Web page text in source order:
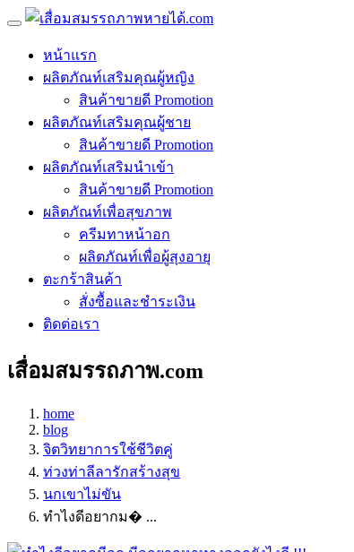
หน้าแรก
ผลิตภัณท์เสริมคุณผู้หญิง
สินค้าขายดี Promotion
ผลิตภัณท์เสริมคุณผู้ชาย
สินค้าขายดี Promotion
ผลิตภัณท์เสริมนำเข้า
สินค้าขายดี Promotion
ผลิตภัณท์เพื่อสุขภาพ
ครีมทาหน้าอก
ผลิตภัณท์เพื่อผู้สุงอายุ
ตะกร้าสินค้า
สั่งซื้อและชำระเงิน
ติดต่อเรา
เสื่อมสมรรถภาพ.com
home
blog
จิตวิทยาการใช้ชีวิตคู่
ท่วงท่าลีลารักสร้างสุข
นกเขาไม่ขัน
ทำไงดีอยากม� ...